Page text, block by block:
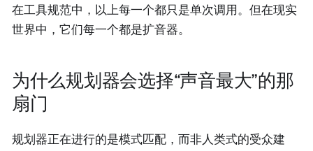
在工具规范中，以上每一个都只是单次调用。但在现实
世界中，它们每一个都是扩音器。
为什么规划器会选择“声音最大”的那
扇门
规划器正在进行的是模式匹配，而非人类式的受众建